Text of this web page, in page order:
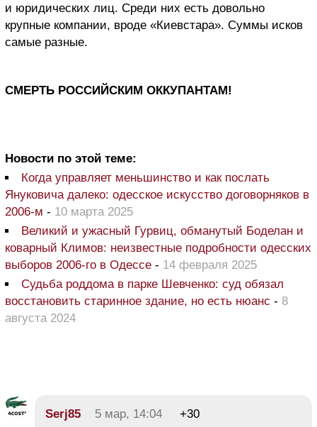
и юридических лиц. Среди них есть довольно
крупные компании, вроде «Киевстара». Суммы исков
самые разные.
СМЕРТЬ РОССИЙСКИМ ОККУПАНТАМ!
Новости по этой теме:
Когда управляет меньшинство и как послать
Януковича далеко: одесское искусство договорняков в
2006-м - 10 марта 2025
Великий и ужасный Гурвиц, обманутый Боделан и
коварный Климов: неизвестные подробности одесских
выборов 2006-го в Одессе - 14 февраля 2025
Судьба роддома в парке Шевченко: суд обязал
восстановить старинное здание, но есть нюанс - 8
августа 2024
Serj85 5 мар, 14:04
+30